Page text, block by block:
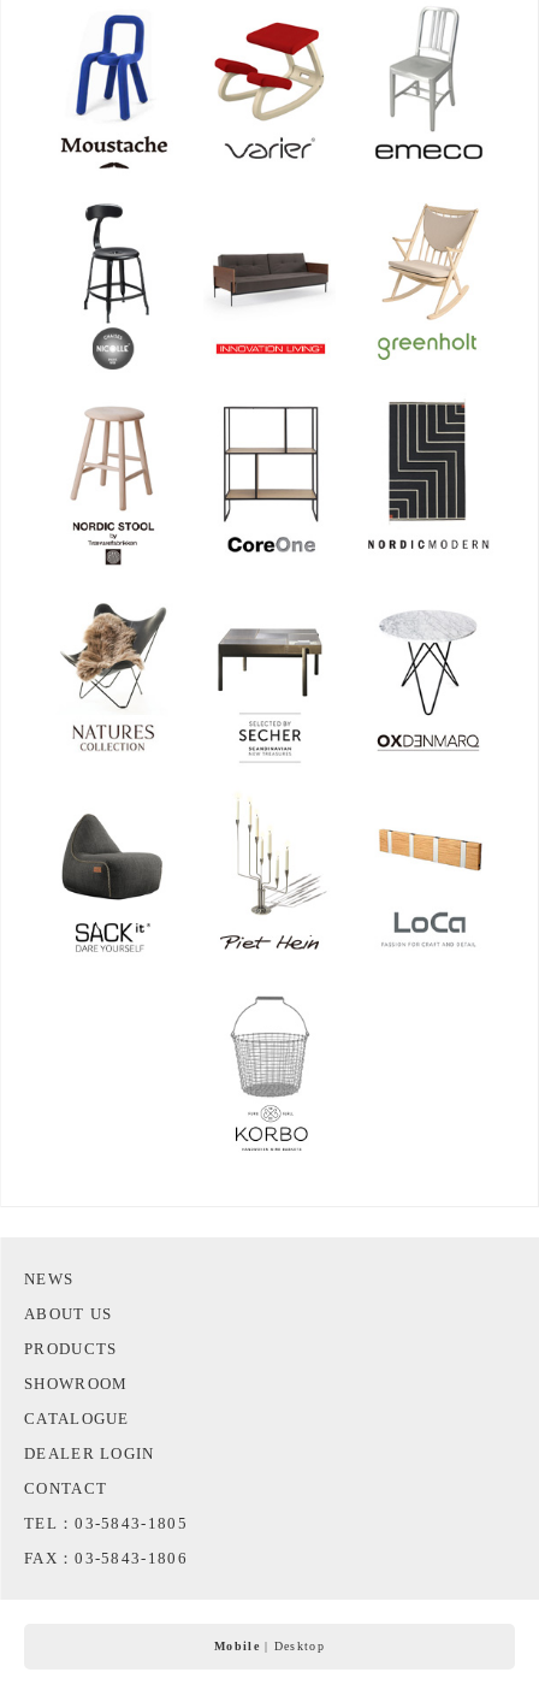
NEWS
ABOUT US
PRODUCTS
SHOWROOM
CATALOGUE
DEALER LOGIN
CONTACT
TEL：03-5843-1805
FAX：03-5843-1806
Mobile Desktop